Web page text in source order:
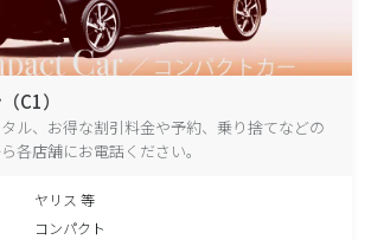
C1）
ル、お得な割引料金や予約、乗り捨てなどの
各店舗にお電話ください。
ヤリス 等
コンパクト